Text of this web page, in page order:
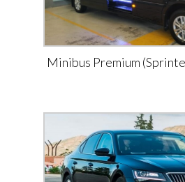
Minibus Premium